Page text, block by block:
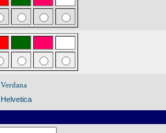
Verdana
Helvetica